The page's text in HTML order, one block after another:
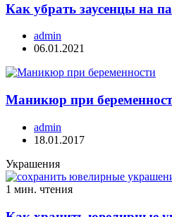
Как убрать заусенцы на
admin
06.01.2021
Маникюр при
admin
18.01.2017
Украшения
1 мин. чтения